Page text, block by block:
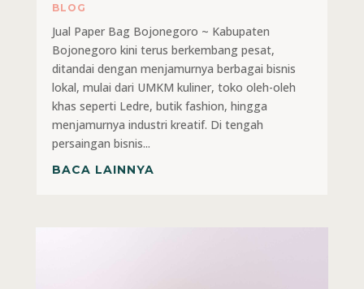
BLOG
Jual Paper Bag Bojonegoro ~ Kabupaten
Bojonegoro kini terus berkembang pesat,
ditandai dengan menjamurnya berbagai bisnis
lokal, mulai dari UMKM kuliner, toko oleh-oleh
khas seperti Ledre, butik fashion, hingga
menjamurnya industri kreatif. Di tengah
persaingan bisnis...
BACA LAINNYA